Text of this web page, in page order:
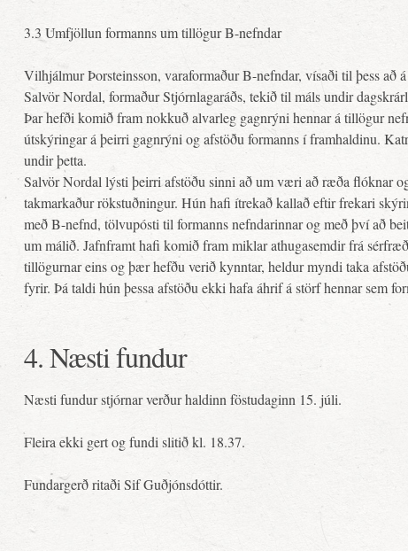
3.3 Umfjöllun formanns um tillögur B-nefndar
Vilhjálmur Þorsteinsson, varaformaður B-nefndar, vísaði til þess að
Salvör Nordal, formaður Stjórnlagaráðs, tekið til máls undir
Þar hefði komið fram nokkuð alvarleg gagnrýni hennar á tillögur
útskýringar á þeirri gagnrýni og afstöðu formanns í framhaldinu.
undir þetta.
Salvör Nordal lýsti þeirri afstöðu sinni að um væri að ræða flóknar
takmarkaður rökstuðningur. Hún hafi ítrekað kallað eftir frekari
með B-nefnd, tölvupósti til formanns nefndarinnar og með því að
um málið. Jafnframt hafi komið fram miklar athugasemdir frá
tillögurnar eins og þær hefðu verið kynntar, heldur myndi taka
fyrir. Þá taldi hún þessa afstöðu ekki hafa áhrif á störf hennar sem
4. Næsti fundur
Næsti fundur stjórnar verður haldinn föstudaginn 15. júli.
Fleira ekki gert og fundi slitið kl. 18.37.
Fundargerð ritaði Sif Guðjónsdóttir.